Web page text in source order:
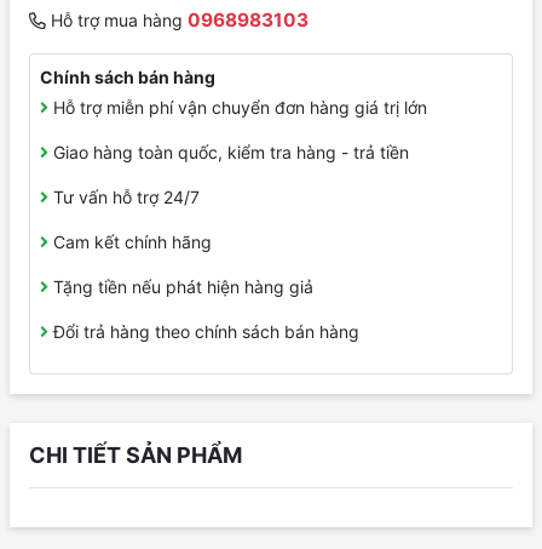
Hỗ trợ mua hàng 0968983103
Chính sách bán hàng
Hỗ trợ miễn phí vận chuyển đơn hàng giá trị lớn
Giao hàng toàn quốc, kiểm tra hàng - trả tiền
Tư vấn hỗ trợ 24/7
Cam kết chính hãng
Tặng tiền nếu phát hiện hàng giả
Đổi trả hàng theo chính sách bán hàng
CHI TIẾT SẢN PHẨM